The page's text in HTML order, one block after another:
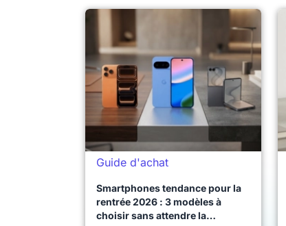
Guide d'achat
Smartphones tendance pour la
rentrée 2026 : 3 modèles à
choisir sans attendre la